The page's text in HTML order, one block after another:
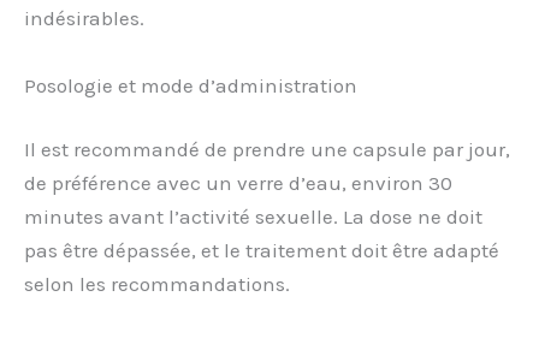
indésirables.
Posologie et mode d’administration
Il est recommandé de prendre une capsule par jour,
de préférence avec un verre d’eau, environ 30
minutes avant l’activité sexuelle. La dose ne doit
pas être dépassée, et le traitement doit être adapté
selon les recommandations.